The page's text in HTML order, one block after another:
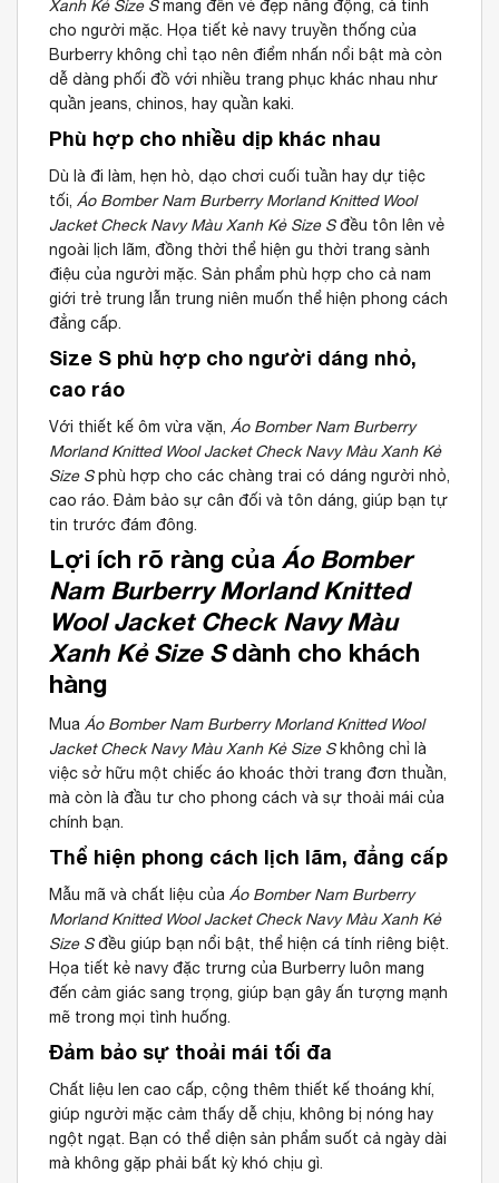
Xanh Kẻ Size Smang đến vẻ đẹp năng động, cá tính
cho người mặc. Họa tiết kẻ navy truyền thống của
Burberry không chỉ tạo nên điểm nhấn nổi bật mà còn
dễ dàng phối đồ với nhiều trang phục khác nhau như
quần jeans, chinos, hay quần kaki.
Phù hợp cho nhiều dịp khác nhau
Dù là đi làm, hẹn hò, dạo chơi cuối tuần hay dự tiệc
tối, Áo Bomber Nam Burberry Morland Knitted Wool
Jacket Check Navy Màu Xanh Kẻ Size Sđều tôn lên vẻ
ngoài lịch lãm, đồng thời thể hiện gu thời trang sành
điệu của người mặc. Sản phẩm phù hợp cho cả nam
giới trẻ trung lẫn trung niên muốn thể hiện phong cách
đẳng cấp.
Size S phù hợp cho người dáng nhỏ,
cao ráo
Với thiết kế ôm vừa vặn, Áo Bomber Nam Burberry
Morland Knitted Wool Jacket Check Navy Màu Xanh Kẻ
Size Sphù hợp cho các chàng trai có dáng người nhỏ,
cao ráo. Đảm bảo sự cân đối và tôn dáng, giúp bạn tự
tin trước đám đông.
Lợi ích rõ ràng của Áo Bomber
Nam Burberry Morland Knitted
Wool Jacket Check Navy Màu
Xanh Kẻ Size Sdành cho khách
hàng
Mua Áo Bomber Nam Burberry Morland Knitted Wool
Jacket Check Navy Màu Xanh Kẻ Size Skhông chỉ là
việc sở hữu một chiếc áo khoác thời trang đơn thuần,
mà còn là đầu tư cho phong cách và sự thoải mái của
chính bạn.
Thể hiện phong cách lịch lãm, đẳng cấp
Mẫu mã và chất liệu của Áo Bomber Nam Burberry
Morland Knitted Wool Jacket Check Navy Màu Xanh Kẻ
Size Sđều giúp bạn nổi bật, thể hiện cá tính riêng biệt.
Họa tiết kẻ navy đặc trưng của Burberry luôn mang
đến cảm giác sang trọng, giúp bạn gây ấn tượng mạnh
mẽ trong mọi tình huống.
Đảm bảo sự thoải mái tối đa
Chất liệu len cao cấp, cộng thêm thiết kế thoáng khí,
giúp người mặc cảm thấy dễ chịu, không bị nóng hay
ngột ngạt. Bạn có thể diện sản phẩm suốt cả ngày dài
mà không gặp phải bất kỳ khó chịu gì.